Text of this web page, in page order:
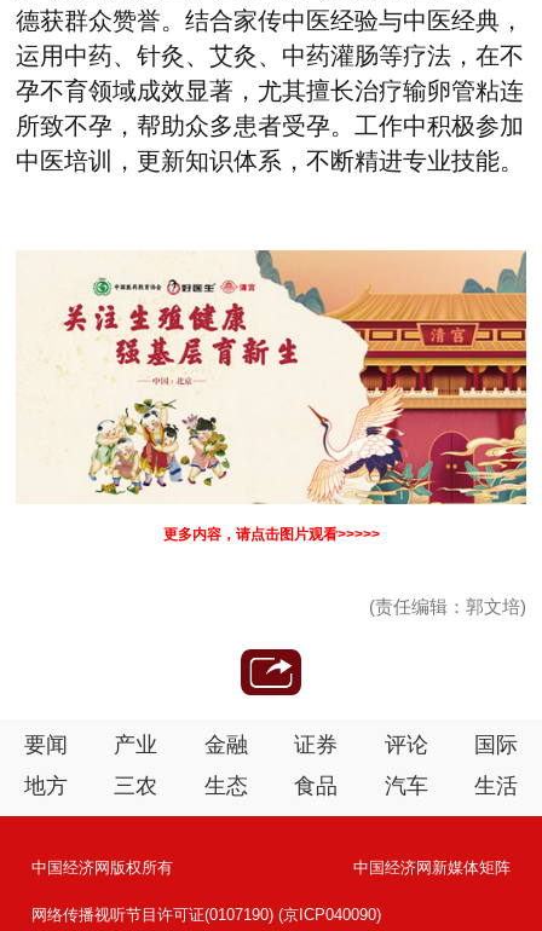
德获群众赞誉。结合家传中医经验与中医经典，
运用中药、针灸、艾灸、中药灌肠等疗法，在不
孕不育领域成效显著，尤其擅长治疗输卵管粘连
所致不孕，帮助众多患者受孕。工作中积极参加
中医培训，更新知识体系，不断精进专业技能。
更多内容，请点击图片观看>>>>>
(责任编辑：郭文培)
要闻 产业 金融 证券 评论
国际
地方
三农 生态 食品 汽车 生活
中国经济网版权所有 中国经济网新媒体矩阵
网络传播视听节目许可证(0107190) (京ICP040090)